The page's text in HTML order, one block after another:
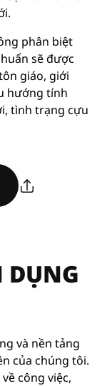
phân biệt
sẽ được
giáo, giới
hướng tính
tình trạng cựu
DỤNG
và nền tảng
của chúng tôi.
công việc,